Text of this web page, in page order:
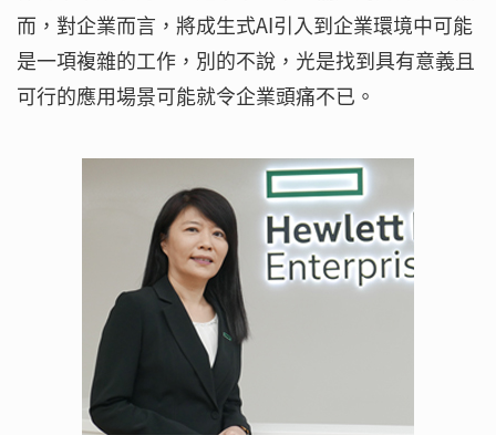
而，對企業而言，將成生式AI引入到企業環境中可能
是一項複雜的工作，別的不說，光是找到具有意義且
可行的應用場景可能就令企業頭痛不已。